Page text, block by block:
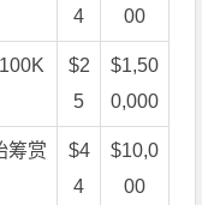
4
00
$2
5
$1,50
0,000
筹赏
$4
4
$10,0
00